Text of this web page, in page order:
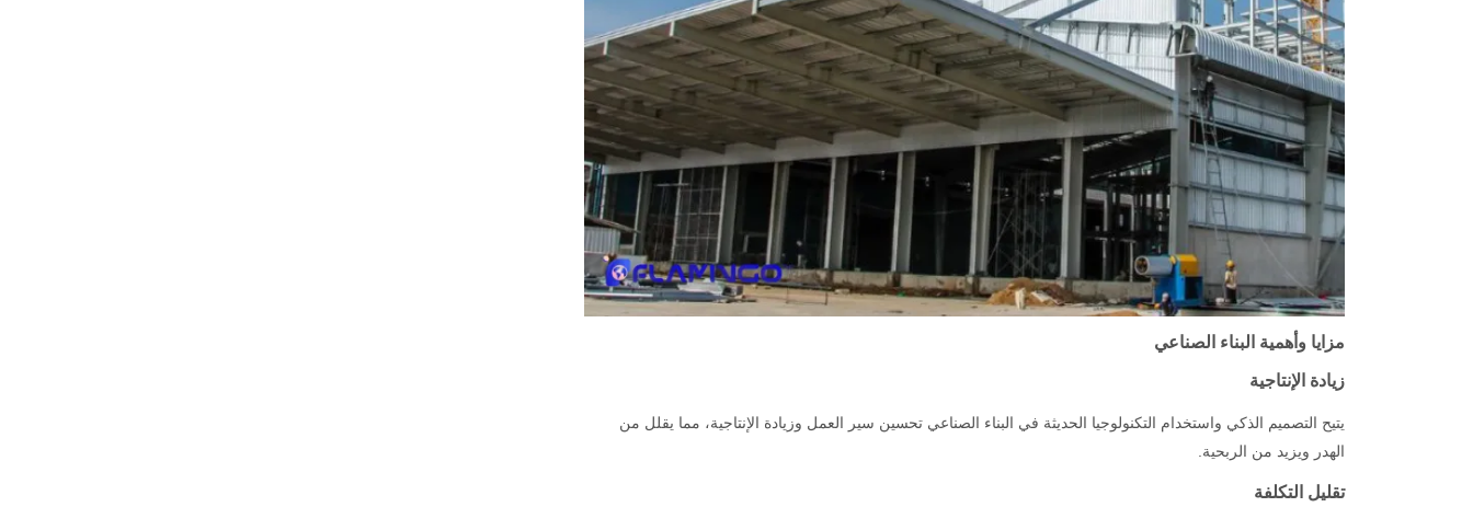
مزايا وأهمية البناء الصناعي
زيادة الإنتاجية
يتيح التصميم الذكي واستخدام التكنولوجيا الحديثة في البناء الصناعي تحسين سير العمل وزيادة الإنتاجية، مما يقلل من
الهدر ويزيد من الربحية.
تقليل التكلفة